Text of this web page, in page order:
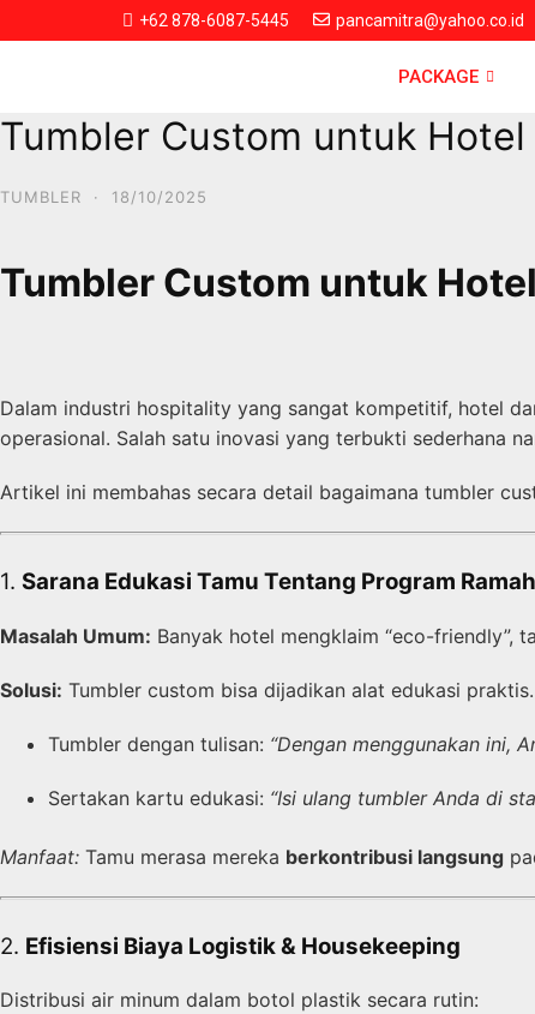
+62 878-6087-5445 pancamitra@yahoo.co.id
PACKAGE
Tumbler Custom untuk
TUMBLER · 18/10/2025
Tumbler Custom untuk
Dalam industri hospitality yang sangat kompetitif, hotel
operasional. Salah satu inovasi yang terbukti sederhana
Artikel ini membahas secara detail bagaimana tumbler
1. Sarana Edukasi Tamu Tentang Program
Masalah Umum: Banyak hotel mengklaim “eco-friendly”,
Solusi: Tumbler custom bisa dijadikan alat edukasi
Tumbler dengan tulisan: “Dengan menggunakan ini,
Sertakan kartu edukasi: “Isi ulang tumbler Anda di
Manfaat: Tamu merasa mereka berkontribusi langsung
2. Efisiensi Biaya Logistik & Housekeeping
Distribusi air minum dalam botol plastik secara rutin: